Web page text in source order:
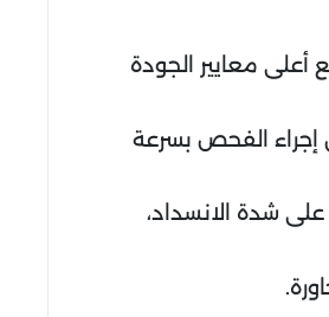
معايير الجودة
إجراء الفحص بسرعة
شدة الانسداد،